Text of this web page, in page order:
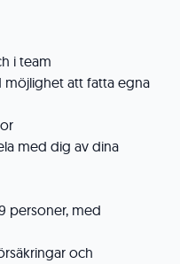
i team
möjlighet att fatta egna
med dig av dina
personer, med
och